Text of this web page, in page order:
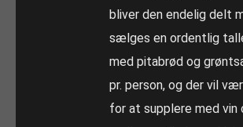
bliver den endelig delt
sælges en ordentlig
med pitabrød og
pr. person, og der vil
for at supplere med vin